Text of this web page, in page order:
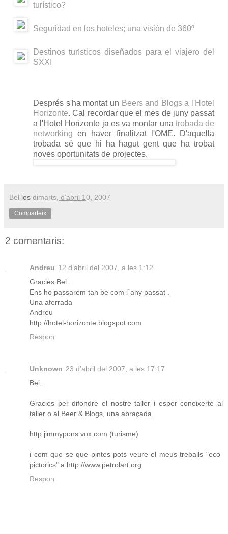
turístico?
Seguridad en los hoteles; una visión de 360º
Destinos turísticos diseñados para el viajero del
SXXI
Després s'ha montat un Beers and Blogs a l'Hotel
Horizonte. Cal recordar que el mes de juny passat
a l'Hotel Horizonte ja es va montar una trobada de
networking en haver finalitzat l'OME. D'aquella
trobada sé que hi ha hagut gent que ha trobat
noves oportunitats de projectes.
Bel los dimarts, d’abril 10, 2007
Comparteix
2 comentaris:
Andreu 12 d’abril del 2007, a les 1:12
Gracies Bel .
Ens ho passarem tan be com l´any passat .
Una aferrada
Andreu
http://hotel-horizonte.blogspot.com
Respon
Unknown 23 d’abril del 2007, a les 17:17
Bel,
Gracies per difondre el nostre taller i esper coneixerte al
taller o al Beer & Blogs, una abraçada.
http:jimmypons.vox.com (turisme)
i com que se que pintes pots veure el meus treballs "eco-
pictorics" a http://www.petrolart.org
Respon